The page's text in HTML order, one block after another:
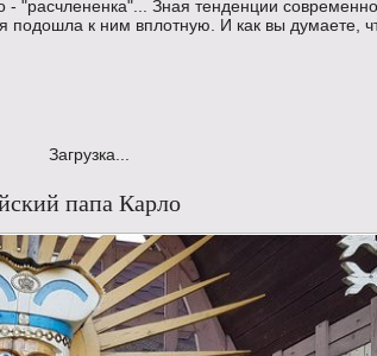
"расчлененка"... Зная тенденции
подошла к ним вплотную. И как вы думаете,
Загрузка...
папа Карло